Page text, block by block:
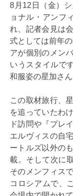
8月12日（金）
ョナル・アンフ
れ、記者会見は
式としては前年
アが個別のメン
いうスタイルで
和服姿の星加さん
この取材旅行、
を追っていたわ
ド訪問や『プレ
エルヴィスの自
ートルズ以外の
載。そして次に
そのメンフィス
コロシアムで、